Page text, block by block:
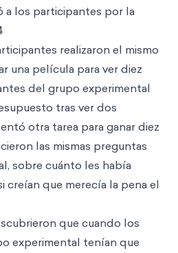
a los participantes por la
realizaron el mismo
una película para ver diez
del grupo experimental
tras ver dos
otra tarea para ganar diez
las mismas preguntas
sobre cuánto les había
creían que merecía la pena el
que cuando los
experimental tenían que